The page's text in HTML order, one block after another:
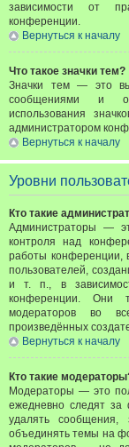
зависимости от
конференции.
Вернуться к началу
Что такое значки тем?
Значки тем — это
сообщениями и
использования
администратором
Вернуться к началу
Уровни
Кто такие
Администраторы —
контроля над
работы конференции,
пользователей,
и т. п., в
конференции. Они
модераторов во
произведённых
Вернуться к началу
Кто такие
Модераторы — это
ежедневно следят
удалять сообщения,
объединять темы на